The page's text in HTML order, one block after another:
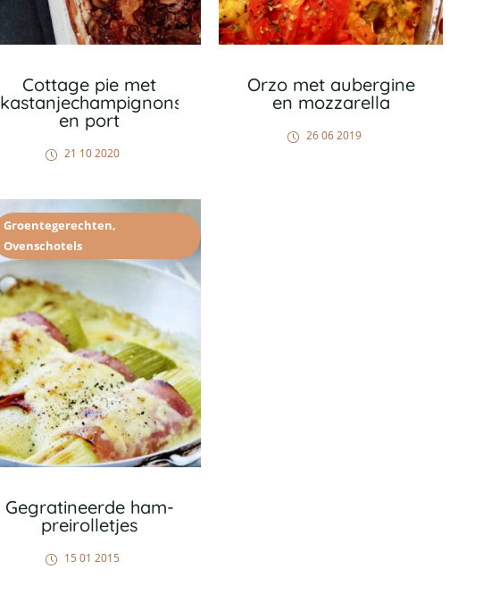
Cottage pie met
kastanjechampignons
en port
21 10 2020
Orzo met aubergine
en mozzarella
26 06 2019
Groentegerechten,
Ovenschotels
Gegratineerde ham-
preirolletjes
15 01 2015